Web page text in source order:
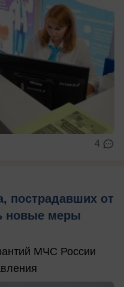
4
пострадавших от
новые меры
МЧС России